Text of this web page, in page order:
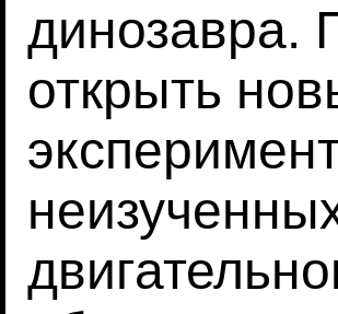
динозавра.
открыть